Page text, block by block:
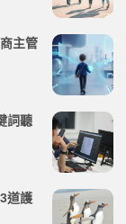
主管
詞聽
道護